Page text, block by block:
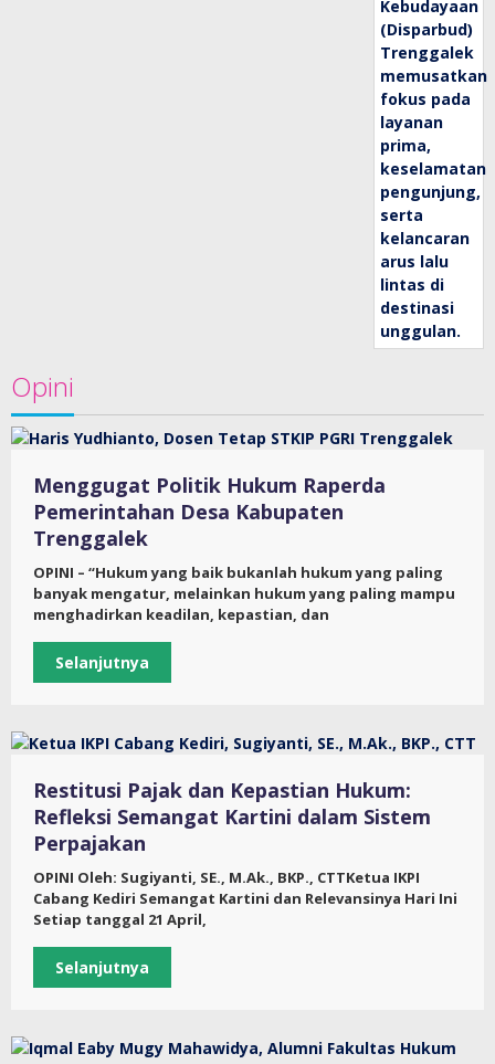
Opini
Menggugat Politik Hukum Raperda
Pemerintahan Desa Kabupaten
Trenggalek
OPINI – “Hukum yang baik bukanlah hukum yang paling
banyak mengatur, melainkan hukum yang paling mampu
menghadirkan keadilan, kepastian, dan
Selanjutnya
Restitusi Pajak dan Kepastian Hukum:
Refleksi Semangat Kartini dalam Sistem
Perpajakan
OPINI Oleh: Sugiyanti, SE., M.Ak., BKP., CTTKetua IKPI
Cabang Kediri Semangat Kartini dan Relevansinya Hari Ini
Setiap tanggal 21 April,
Selanjutnya